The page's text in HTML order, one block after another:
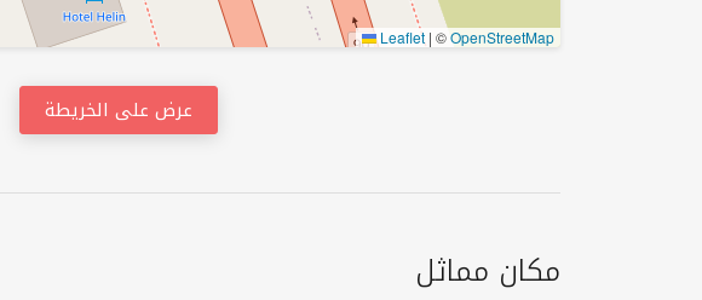
Leaflet | ©OpenStreetMap
عرض على الخريطة
مكان مماثل